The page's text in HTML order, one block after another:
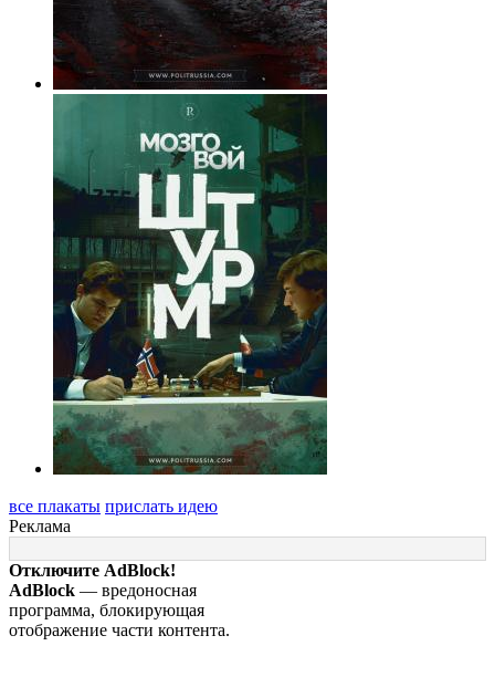
все плакаты прислать идею
Реклама
Отключите AdBlock!
AdBlock — вредоносная
программа, блокирующая
отображение части контента.